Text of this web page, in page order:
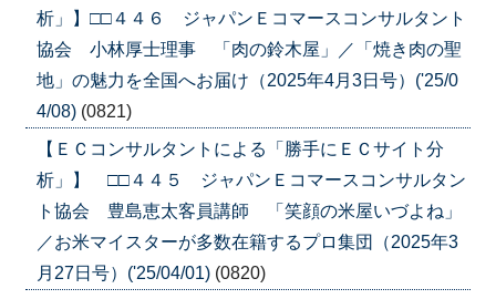
析」】□□４４６ ジャパンＥコマースコンサルタント
協会 小林厚士理事 「肉の鈴木屋」／「焼き肉の聖
地」の魅力を全国へお届け（2025年4月3日号）('25/0
4/08) (0821)
【ＥＣコンサルタントによる「勝手にＥＣサイト分
析」】 □□４４５ ジャパンＥコマースコンサルタン
ト協会 豊島恵太客員講師 「笑顔の米屋いづよね」
／お米マイスターが多数在籍するプロ集団（2025年3
月27日号）('25/04/01) (0820)